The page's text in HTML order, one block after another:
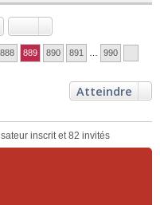
888 889 890 891 990
Atteindre
inscrit et 82 invités